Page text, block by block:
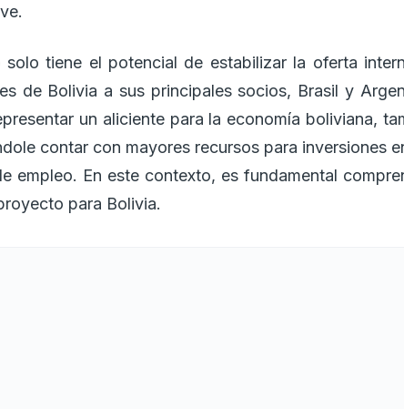
tiene el potencial de estabilizar la oferta
de Bolivia a sus principales socios, Brasil y
un aliciente para la economía boliviana,
contar con mayores recursos para inversiones
empleo. En este contexto, es fundamental
para Bolivia.